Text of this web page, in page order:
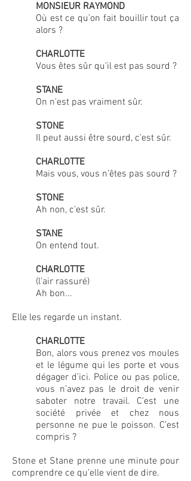
MONSIEUR RAYMOND
Où est ce qu’on fait bouillir tout ça
alors ?
CHARLOTTE
Vous êtes sûr qu’il est pas sourd ?
STANE
On n’est pas vraiment sûr.
STONE
Il peut aussi être sourd, c’est sûr.
CHARLOTTE
Mais vous, vous n’êtes pas sourd ?
STONE
Ah non, c’est sûr.
STANE
On entend tout.
CHARLOTTE
(l’air rassuré)
Ah bon...
Elle les regarde un instant.
CHARLOTTE
Bon, alors vous prenez vos moules
et le légume qui les porte et vous
dégager d’ici. Police ou pas police,
vous n’avez pas le droit de venir
saboter notre travail. C’est une
société privée et chez nous
personne ne pue le poisson. C’est
compris ?
Stone et Stane prenne une minute pour
comprendre ce qu’elle vient de dire.